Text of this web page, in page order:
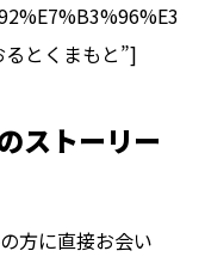
とくまもと”]
ストーリー
方に直接お会い